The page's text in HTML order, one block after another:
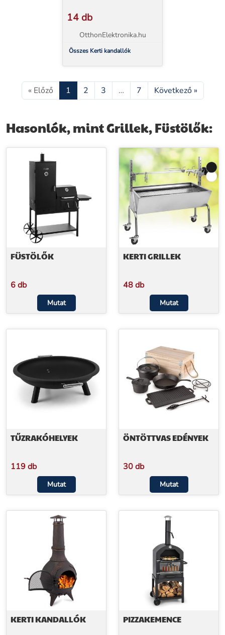
14 db
OtthonElektronika.hu
Összes Kerti kandallók
« Előző 1 2 3 … 7 Következő »
Hasonlók, mint Grillek, Füstölők:
FÜSTÖLŐK
6 db
Mutat
KERTI GRILLEK
48 db
Mutat
TŰZRAKÓHELYEK
119 db
Mutat
ÖNTÖTTVAS EDÉNYEK
30 db
Mutat
KERTI KANDALLÓK PIZZAKEMENCE